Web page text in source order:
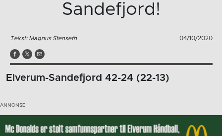
Sandefjord!
Tekst: Magnus Stenseth 04/10/2020
Elverum-Sandefjord 42-24 (22-13)